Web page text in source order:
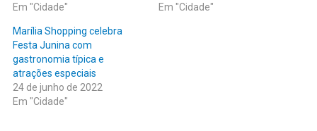
Em "Cidade"
Em "Cidade"
Marília Shopping celebra
Festa Junina com
gastronomia típica e
atrações especiais
24 de junho de 2022
Em "Cidade"